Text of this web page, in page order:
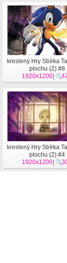
kreslený Hry Sbírka
plochu (2) #8
1920x1200
kreslený Hry Sbírka
plochu (2) #4
1920x1200